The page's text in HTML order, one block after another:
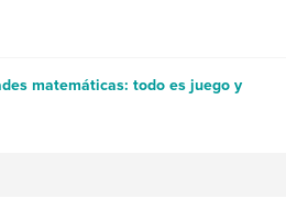
matemáticas: todo es juego y